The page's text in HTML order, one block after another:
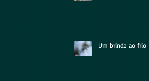
Um brinde ao frio